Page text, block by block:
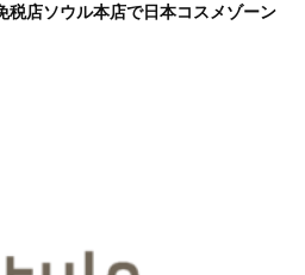
店ソウル本店で日本コスメゾーン